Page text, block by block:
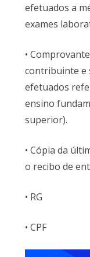
efetuados a
exames
•
contribuinte e
efetuados
ensino
superior).
• Cópia da
o recibo de
• RG
• CPF